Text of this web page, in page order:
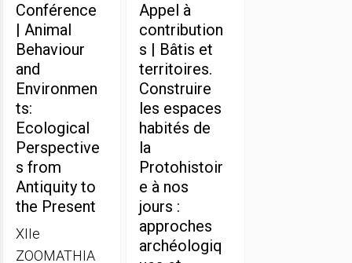
Conférence
| Animal
Behaviour
and
Environmen
ts:
Ecological
Perspective
s from
Antiquity to
the Present
XIIe
ZOOMATHIA
Appel à
contribution
s | Bâtis et
territoires.
Construire
les espaces
habités de
la
Protohistoir
e à nos
jours :
approches
archéologiq